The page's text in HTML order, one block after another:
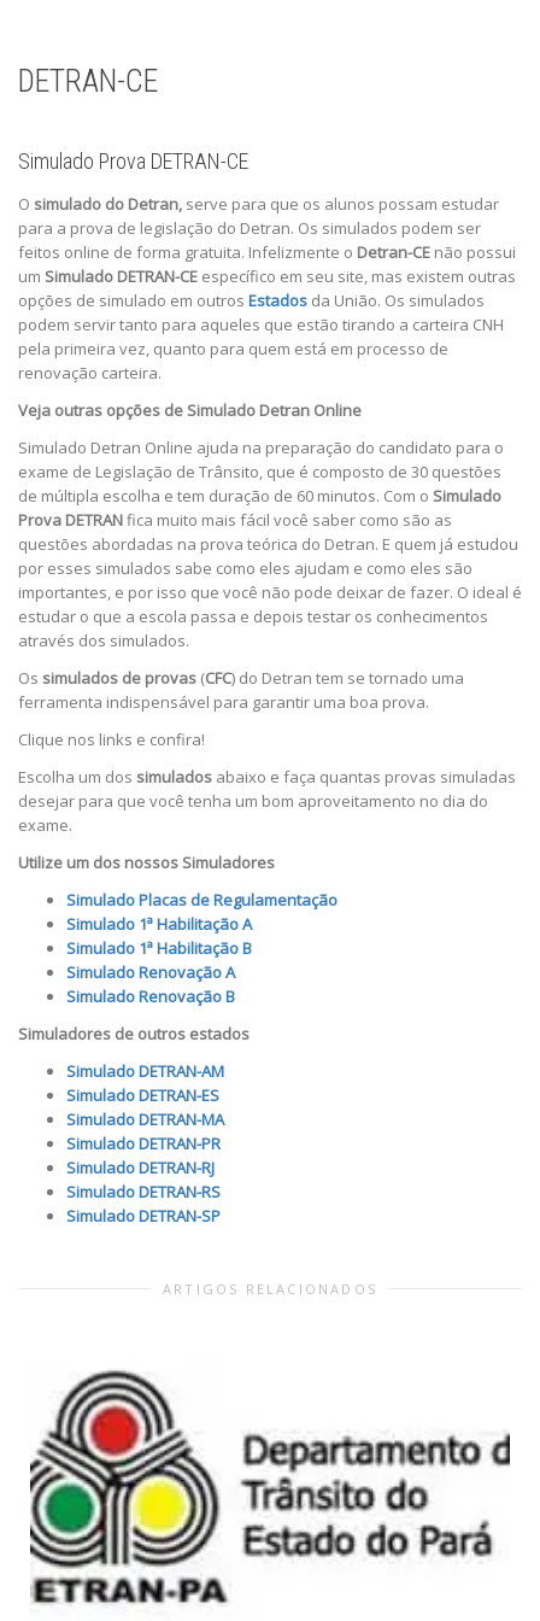
DETRAN-CE
Simulado Prova DETRAN-CE
O simulado do Detran, serve para que os alunos possam estudar
para a prova de legislação do Detran. Os simulados podem ser
feitos online de forma gratuita. Infelizmente o Detran-CE não possui
um Simulado DETRAN-CE específico em seu site, mas existem outras
opções de simulado em outros Estados da União. Os simulados
podem servir tanto para aqueles que estão tirando a carteira CNH
pela primeira vez, quanto para quem está em processo de
renovação carteira.
Veja outras opções de Simulado Detran Online
Simulado Detran Online ajuda na preparação do candidato para o
exame de Legislação de Trânsito, que é composto de 30 questões
de múltipla escolha e tem duração de 60 minutos. Com o Simulado
Prova DETRANfica muito mais fácil você saber como são as
questões abordadas na prova teórica do Detran. E quem já estudou
por esses simulados sabe como eles ajudam e como eles são
importantes, e por isso que você não pode deixar de fazer. O ideal é
estudar o que a escola passa e depois testar os conhecimentos
através dos simulados.
Os simulados de provas (CFC) do Detran tem se tornado uma
ferramenta indispensável para garantir uma boa prova.
Clique nos links e confira!
Escolha um dos simulados abaixo e faça quantas provas simuladas
desejar para que você tenha um bom aproveitamento no dia do
exame.
Utilize um dos nossos Simuladores
Simulado Placas de Regulamentação
Simulado 1ª Habilitação A
Simulado 1ª Habilitação B
Simulado Renovação A
Simulado Renovação B
Simuladores de outros estados
Simulado DETRAN-AM
Simulado DETRAN-ES
Simulado DETRAN-MA
Simulado DETRAN-PR
Simulado DETRAN-RJ
Simulado DETRAN-RS
Simulado DETRAN-SP
ARTIGOS RELACIONADOS